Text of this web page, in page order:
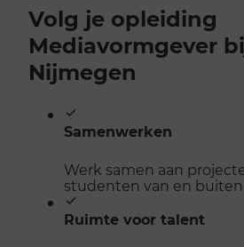
Volg je opleiding
Mediavormgever
Nijmegen
Samenwerken
Werk samen aan
studenten van en
Ruimte voor talent